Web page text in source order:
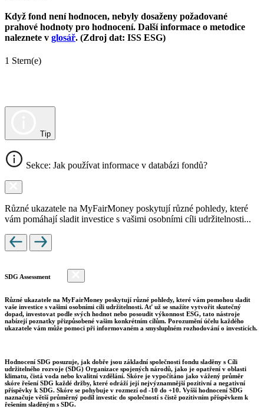
Když fond není hodnocen, nebyly dosaženy požadované
prahové hodnoty pro hodnocení. Další informace o metodice
naleznete v glosář. (Zdroj dat: ISS ESG)
1 Stern(e)
Tip
Sekce: Jak používat informace v databázi fondů?
Různé ukazatele na MyFairMoney poskytují různé pohledy, které
vám pomáhají sladit investice s vašimi osobními cíli udržitelnosti...
SDG Assessment
Různé ukazatele na MyFairMoney poskytují různé pohledy, které vám pomohou sladit
vaše investice s vašimi osobními cíli udržitelnosti. Ať už se snažíte vytvořit skutečný
dopad, investovat podle svých hodnot nebo posoudit výkonnost ESG, tato nástroje
nabízejí poznatky přizpůsobené vašim konkrétním cílům. Porozumění účelu každého
ukazatele vám může pomoci při informovaném a smysluplném rozhodování o investicích.
Hodnocení SDG posuzuje, jak dobře jsou základní společnosti fondu sladěny s Cíli
udržitelného rozvoje (SDG) Organizace spojených národů, jako je opatření v oblasti
klimatu, čistá voda nebo kvalitní vzdělání. Skóre je vypočítáno jako vážený průměr
skóre řešení SDG každé držby, které odráží její nejvýznamnější pozitivní a negativní
příspěvky k SDG. Skóre se pohybuje v rozmezí od -10 do +10. Vyšší hodnocení SDG
naznačuje větší průměrný podíl investic do společností s čistě pozitivním příspěvkem k
řešením sladěným s SDG.